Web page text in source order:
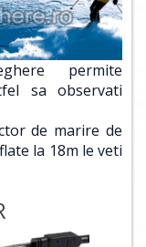
permite
sa observati
de marire de
la 18m le veti